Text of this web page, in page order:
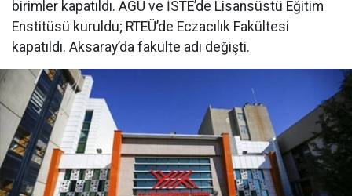
birimler kapatıldı. AGÜ ve İSTE’de Lisansüstü Eğitim
Enstitüsü kuruldu; RTEÜ’de Eczacılık Fakültesi
kapatıldı. Aksaray’da fakülte adı değişti.